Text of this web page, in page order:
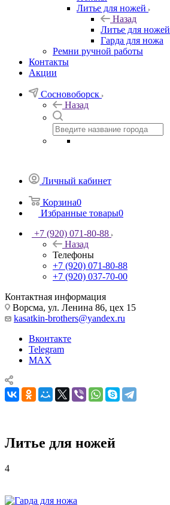
Литье для ножей
Назад
Литье для ножей
Гарда для ножа
Ремни ручной работы
Контакты
Акции
Сосновоборск
Назад
Личный кабинет
Корзина0
Избранные товары0
+7 (920) 071-80-88
Назад
Телефоны
+7 (920) 071-80-88
+7 (920) 037-70-00
Контактная информация
Ворсма, ул. Ленина 86, цех 15
kasatkin-brothers@yandex.ru
Вконтакте
Telegram
MAX
Литье для ножей
4